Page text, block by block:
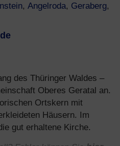
, Angelroda, Geraberg,
des Thüringer Waldes –
Oberes Geratal an.
Ortskern mit
Häusern. Im
gut erhaltene Kirche.